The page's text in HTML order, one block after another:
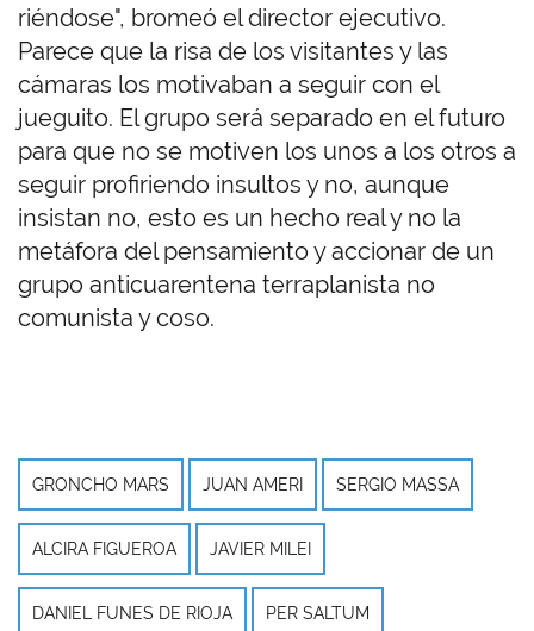
riéndose", bromeó el director ejecutivo.
Parece que la risa de los visitantes y las
cámaras los motivaban a seguir con el
jueguito. El grupo será separado en el futuro
para que no se motiven los unos a los otros a
seguir profiriendo insultos y no, aunque
insistan no, esto es un hecho real y no la
metáfora del pensamiento y accionar de un
grupo anticuarentena terraplanista no
comunista y coso.
GRONCHO MARS JUAN AMERI SERGIO MASSA
ALCIRA FIGUEROA JAVIER MILEI
DANIEL FUNES DE RIOJA PER SALTUM